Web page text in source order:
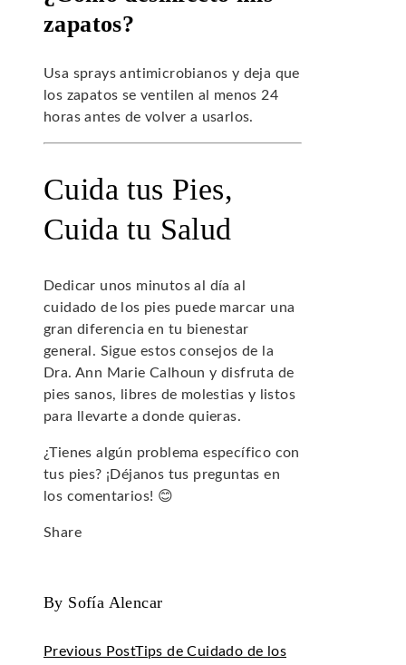
zapatos?
Usa sprays antimicrobianos y deja que
los zapatos se ventilen al menos 24
horas antes de volver a usarlos.
Cuida tus Pies,
Cuida tu Salud
Dedicar unos minutos al día al
cuidado de los pies puede marcar una
gran diferencia en tu bienestar
general. Sigue estos consejos de la
Dra. Ann Marie Calhoun y disfruta de
pies sanos, libres de molestias y listos
para llevarte a donde quieras.
¿Tienes algún problema específico con
tus pies? ¡Déjanos tus preguntas en
los comentarios! 😊
Share
By Sofía Alencar
Previous PostTips de Cuidado de los